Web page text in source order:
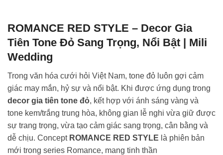
ROMANCE RED STYLE – Decor Gia
Tiên Tone Đỏ Sang Trọng, Nổi Bật | Mili
Wedding
Trong văn hóa cưới hỏi Việt Nam, tone đỏ luôn gợi cảm
giác may mắn, hỷ sự và nổi bật. Khi được ứng dụng trong
decor gia tiên tone đỏ, kết hợp với ánh sáng vàng và
tone kem/trắng trung hòa, không gian lễ nghi vừa giữ được
sự trang trọng, vừa tạo cảm giác sang trọng, cân bằng và
dễ chịu. Concept ROMANCE RED STYLE là phiên bản
mới trong series Romance, mang tinh thần